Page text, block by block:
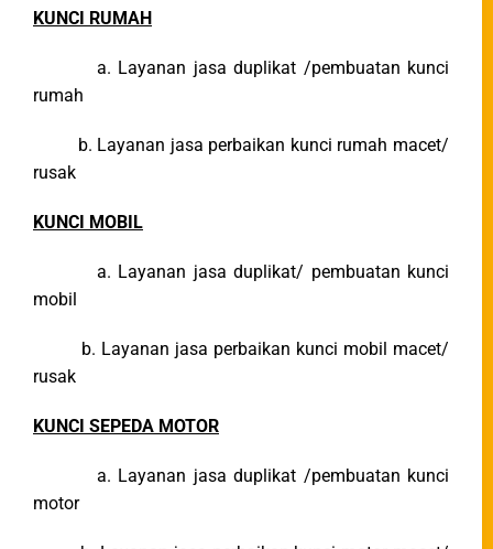
KUNCI RUMAH
a. Layanan jasa duplikat /pembuatan kunci
rumah
b. Layanan jasa perbaikan kunci rumah macet/
rusak
KUNCI MOBIL
a. Layanan jasa duplikat/ pembuatan kunci
mobil
b. Layanan jasa perbaikan kunci mobil macet/
rusak
KUNCI SEPEDA MOTOR
a. Layanan jasa duplikat /pembuatan kunci
motor